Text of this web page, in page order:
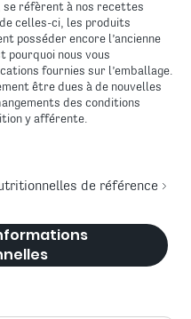
réfèrent à nos recettes
celles-ci, les produits
posséder encore l’ancienne
pourquoi nous vous
fournies sur l’emballage.
être dues à de nouvelles
des conditions
y afférente.
de référence